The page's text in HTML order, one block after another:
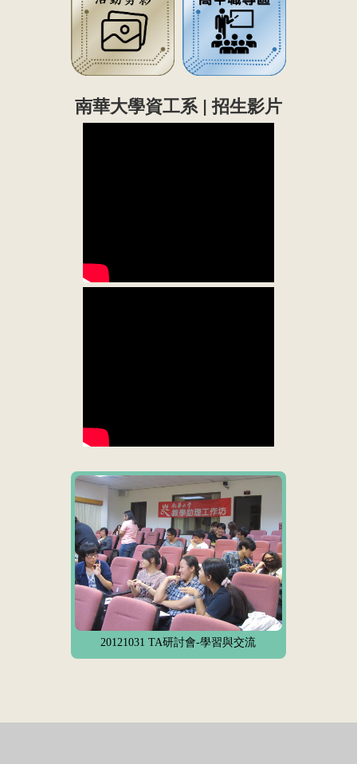
南華大學資工系 | 招生影片
20121031 TA研討會-學習與交流